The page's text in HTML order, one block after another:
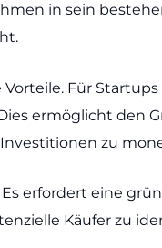
in sein
Für
ermöglicht den
zu
erfordert eine
Käufer zu